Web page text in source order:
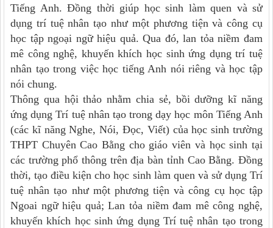
Tiếng Anh. Đồng thời giúp học sinh làm quen và sử
dụng trí tuệ nhân tạo như một phương tiện và công cụ
học tập ngoại ngữ hiệu quả. Qua đó, lan tỏa niềm đam
mê công nghệ, khuyến khích học sinh ứng dụng trí tuệ
nhân tạo trong việc học tiếng Anh nói riêng và học tập
nói chung.
Thông qua hội thảo nhằm chia sẻ, bồi dưỡng kĩ năng
ứng dụng Trí tuệ nhân tạo trong dạy học môn Tiếng Anh
(các kĩ năng Nghe, Nói, Đọc, Viết) của học sinh trường
THPT Chuyên Cao Bằng cho giáo viên và học sinh tại
các trường phổ thông trên địa bàn tỉnh Cao Bằng. Đồng
thời, tạođiều kiện cho học sinh làm quen và sử dụng Trí
tuệ nhân tạo như một phương tiện và công cụ học tập
Ngoai ngữ hiệu quả;Lan tỏa niềm đam mê công nghệ,
khuyến khích học sinh ứng dụng Trí tuệ nhân tạo trong